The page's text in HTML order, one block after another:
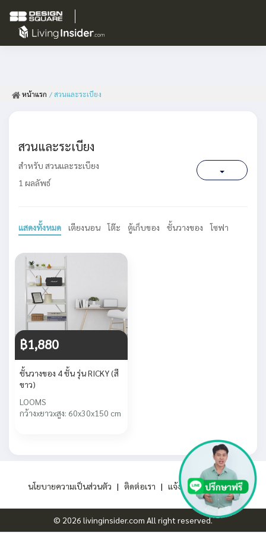
หน้าแรก / สวนและระเบียง
สวนและระเบียง
สำหรับ สวนและระเบียง
1 ผลลัพธ์
แสดงทั้งหมด เตียงนอน โต๊ะ ตู้เก็บของ ชั้นวางของ โซฟา
฿1,880
ชั้นวางของ 4 ชั้น รุ่น RICKY (สี
ขาว)
LOOMS
กว้างxยาวxสูง: 60x30x150 cm
นโยบายความเป็นส่วนตัว | ติดต่อเรา | แจ้งปัญหาการใช้งาน
© 2026 livinginsider.com All right reserved.